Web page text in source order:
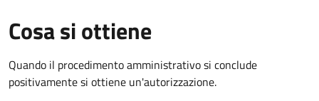
Cosa si ottiene
Quando il procedimento amministrativo si conclude
positivamente si ottiene un'autorizzazione.